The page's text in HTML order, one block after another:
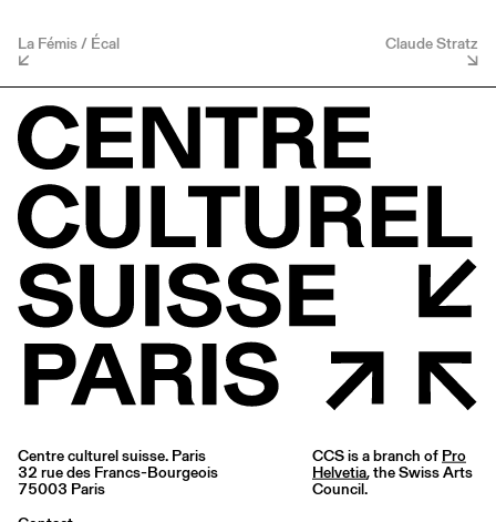
La Fémis / Écal Claude Stratz
Centre culturel suisse. Paris
32 rue des Francs-Bourgeois
75003 Paris
CCS is a branch of Pro
Helvetia, the Swiss Arts
Council.